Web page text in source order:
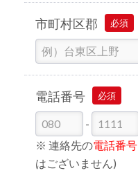
市町村区郡 必須
電話番号 必須
-
※ 連絡先の電話番号
はございません)